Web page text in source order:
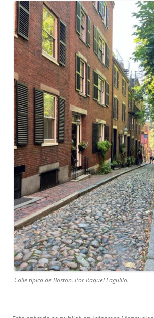
Calle típica de Boston. Por Raquel Laguillo.